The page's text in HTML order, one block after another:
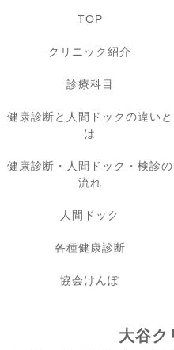
TOP
クリニック紹介
診療科目
健康診断と人間ドックの違いと
は
健康診断・人間ドック・検診の
流れ
人間ドック
各種健康診断
協会けんぽ
大谷ク